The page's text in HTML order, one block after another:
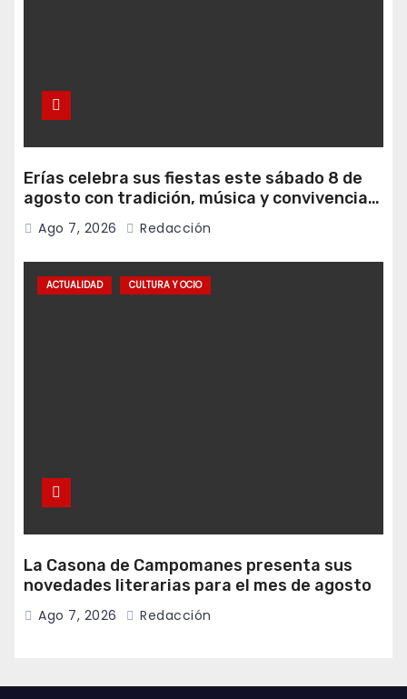
Erías celebra sus fiestas este sábado 8 de
agosto con tradición, música y convivencia
vecinal
Ago 7, 2026 Redacción
ACTUALIDAD CULTURA Y OCIO
La Casona de Campomanes presenta sus
novedades literarias para el mes de agosto
Ago 7, 2026 Redacción